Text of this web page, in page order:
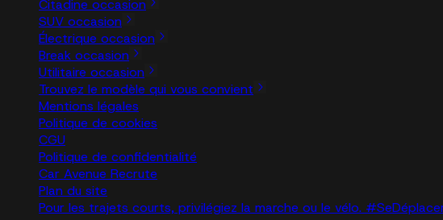
Citadine occasion
SUV occasion
Électrique occasion
Break occasion
Utilitaire occasion
Trouvez le modèle qui vous convient
Mentions légales
Politique de cookies
CGU
Politique de confidentialité
Car Avenue Recrute
Plan du site
Pour les trajets courts, privilégiez la marche ou le vélo.